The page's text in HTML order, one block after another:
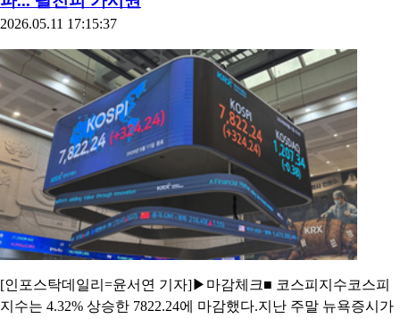
2026.05.11 17:15:37
[인포스탁데일리=윤서연 기자]▶마감체크■ 코스피지수코스피
지수는 4.32% 상승한 7822.24에 마감했다.지난 주말 뉴욕증시가